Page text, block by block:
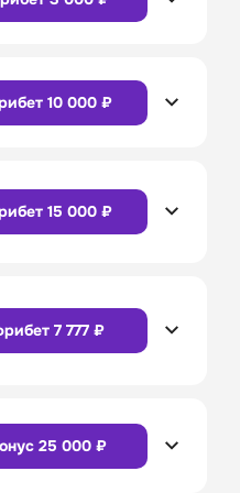
Приложение
10 000 ₽
15 000 ₽
7 777 ₽
25 000 ₽